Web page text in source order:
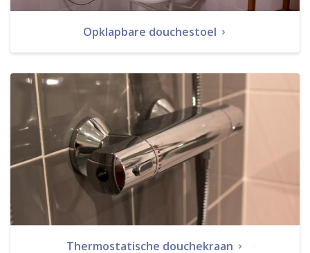
Opklapbare douchestoel
Thermostatische douchekraan